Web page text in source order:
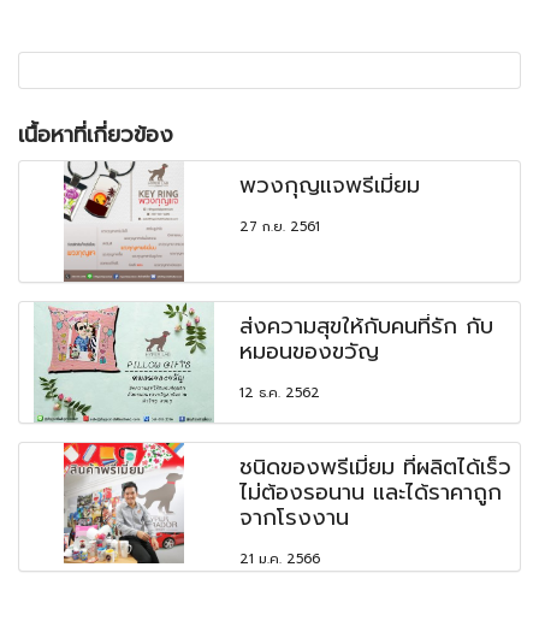
เนื้อหาที่เกี่ยวข้อง
พวงกุญแจพรีเมี่ยม
27 ก.ย. 2561
ส่งความสุขให้กับคนที่รัก กับ
หมอนของขวัญ
12 ธ.ค. 2562
ชนิดของพรีเมี่ยม ที่ผลิตได้เร็ว
ไม่ต้องรอนาน และได้ราคาถูก
จากโรงงาน
21 ม.ค. 2566